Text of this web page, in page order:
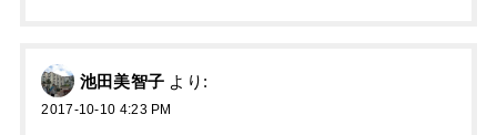
池田美智子 より:
2017-10-10 4:23 PM